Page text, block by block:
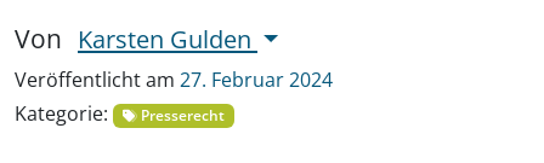
Von Karsten Gulden
Veröffentlicht am 27. Februar 2024
Kategorie:
Presserecht